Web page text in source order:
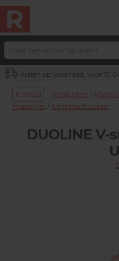
Indien op voorraad, voor
Terug Producten /
machines / Kantenschuurder
DUOLINE V-